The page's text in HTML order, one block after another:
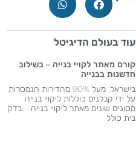
עוד בעולם הדיגיטל
קורס מאתר לקויי בנייה – בשילוב
חדשנות בבנייה
בישראל, מעל 90% מהדירות הנמסרות
על ידי קבלנים כוללות ליקויי בנייה
מסוגים שונים מאתר ליקויי בנייה – בדק
בית כולל